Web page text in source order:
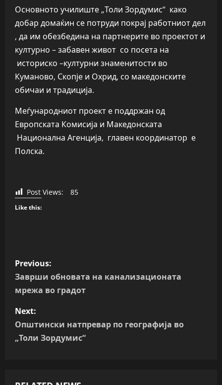
Основното училиште „Толи Зордумис“ како
добар домаќин се потруди покрај работниот дел
, да им обезбедина на партнерите во проектот и
културно – забавен живот со посета на
историско –културни знаменитости во
Куманово, Скопје и Охрид, со македонските
обичаи и традиција.
Меѓународниот проект е поддржан од
Европската Комисија и Македонската
Национална Агенција, главен координатор е
Полска.
Post Views: 85
Like this:
P
o
t
n
Previous:
Заврши обновата на канализационата
мрежа во градот
Next:
Општински натпревар по географија во
„Толи Зордумис“